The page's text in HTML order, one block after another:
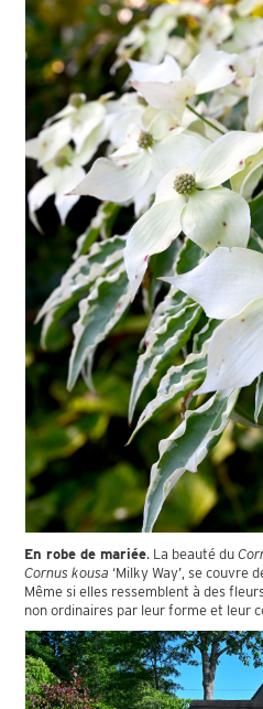
En robe de mariée. La beauté du
Cornus kousa ‘Milky Way’, se couvre
Même si elles ressemblent à des
non ordinaires par leur forme et leur